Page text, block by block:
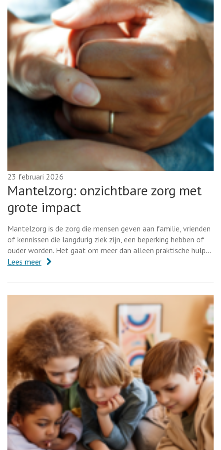
Mantelzorg: onzichtbare zorg met
grote impact
23 februari 2026
Mantelzorg is de zorg die mensen geven aan familie, vrienden
of kennissen die langdurig ziek zijn, een beperking hebben of
ouder worden. Het gaat om meer dan alleen praktische hulp…
Lees meer